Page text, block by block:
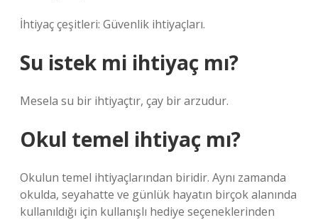
İhtiyaç çeşitleri: Güvenlik ihtiyaçları.
Su istek mi ihtiyaç mı?
Mesela su bir ihtiyaçtır, çay bir arzudur.
Okul temel ihtiyaç mı?
Okulun temel ihtiyaçlarından biridir. Aynı zamanda
okulda, seyahatte ve günlük hayatın birçok alanında
kullanıldığı için kullanışlı hediye seçeneklerinden